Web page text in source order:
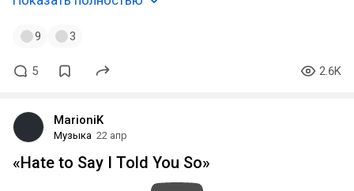
9 3
5 2.6K
MarioniK
Музыка 22 апр
«Hate to Say I Told You So»